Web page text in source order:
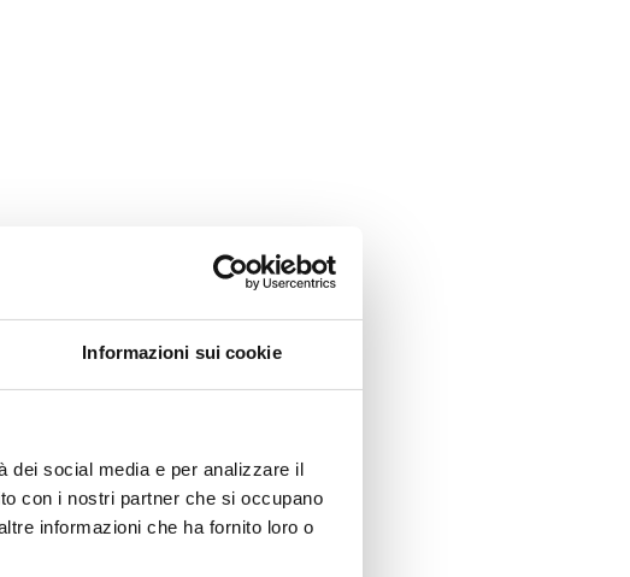
Informazioni sui cookie
dei social media e per analizzare il
con i nostri partner che si occupano
informazioni che ha fornito loro o